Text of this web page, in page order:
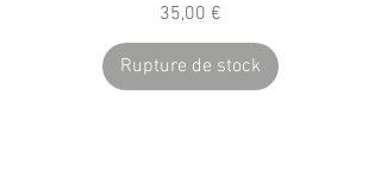
Prix
35,00 €
Rupture de stock